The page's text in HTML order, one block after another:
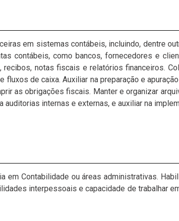
em sistemas contábeis, incluindo, dentre
contábeis, como bancos, fornecedores e
notas fiscais e relatórios financeiros.
de caixa. Auxiliar na preparação e
as obrigações fiscais. Manter e organizar
internas e externas, e auxiliar na
em Contabilidade ou áreas administrativas.
interpessoais e capacidade de trabalhar